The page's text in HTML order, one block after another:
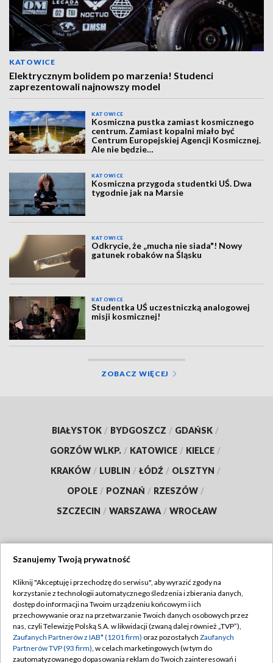
KATOWICE
Elektrycznym bolidem po marzenia! Studenci
zaprezentowali najnowszy model
KATOWICE
Kosmiczna pustka zamiast kosmicznego
centrum. Zamiast kopalni miało być
Centrum Europejskiej Agencji Kosmicznej.
Ale nie będzie…
KATOWICE
Kosmiczna przygoda studentki UŚ. Dwa
tygodnie jak na Marsie
KATOWICE
Odkrycie, że „mucha nie siada"! Nowy
gatunek robaków na Śląsku
KATOWICE
Studentka UŚ uczestniczką analogowej
misji kosmicznej!
ZOBACZ WIĘCEJ
BIAŁYSTOK / BYDGOSZCZ / GDAŃSK /
GORZÓW WLKP. / KATOWICE / KIELCE /
KRAKÓW / LUBLIN / ŁÓDŹ / OLSZTYN /
OPOLE / POZNAŃ / RZESZÓW /
SZCZECIN / WARSZAWA / WROCŁAW
TVP
Abonament TVP
Emisja w TVP
Centrum informacji TVP
Regulamin TVP
Polityka prywatności
Moje zgody
Szanujemy Twoją prywatność
Kliknij "Akceptuję i przechodzę do serwisu", aby wyrazić zgody na
korzystanie z technologii automatycznego śledzenia i zbierania danych,
dostęp do informacji na Twoim urządzeniu końcowym i ich
przechowywanie oraz na przetwarzanie Twoich danych osobowych przez
nas, czyli Telewizję Polską S.A. w likwidacji (zwaną dalej również „TVP”),
Zaufanych Partnerów z IAB* (1201 firm) oraz pozostałych Zaufanych
Partnerów TVP (93 firm), w celach marketingowych (w tym do
zautomatyzowanego dopasowania reklam do Twoich zainteresowań i